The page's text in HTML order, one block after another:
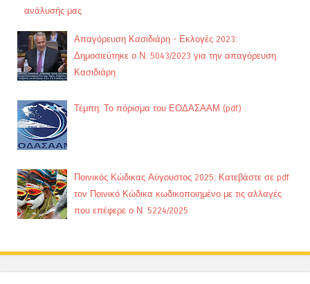
ανάλυσής μας
Απαγόρευση Κασιδιάρη - Εκλογές 2023:
Δημοσιεύτηκε ο Ν. 5043/2023 για την απαγόρευση
Κασιδιάρη
Τέμπη: Το πόρισμα του ΕΟΔΑΣΑΑΜ (pdf)
Ποινικός Κώδικας Αύγουστος 2025: Κατεβάστε σε pdf
τον Ποινικό Κώδικα κωδικοποιημένο με τις αλλαγές
που επέφερε ο Ν. 5224/2025